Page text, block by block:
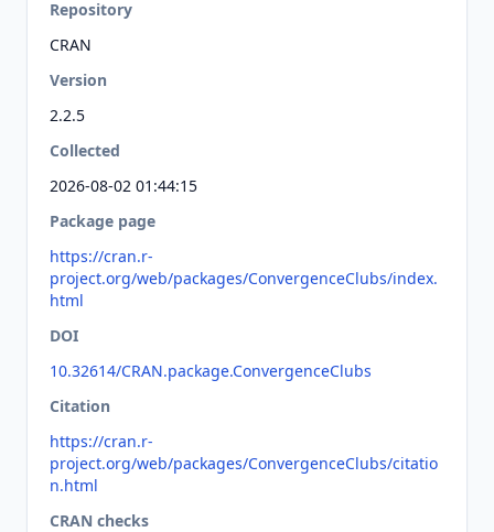
Repository
CRAN
Version
2.2.5
Collected
2026-08-02 01:44:15
Package page
https://cran.r-
project.org/web/packages/ConvergenceClubs/index.
html
DOI
10.32614/CRAN.package.ConvergenceClubs
Citation
https://cran.r-
project.org/web/packages/ConvergenceClubs/citatio
n.html
CRAN checks